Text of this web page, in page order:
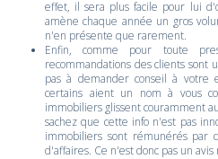
effet, il sera plus facile pour lui
amène chaque année un gros
n'en présente que rarement.
Enfin, comme pour toute
recommandations des clients sont
pas à demander conseil à votre
certains aient un nom à vous
immobiliers glissent couramment
sachez que cette info n'est pas
immobiliers sont rémunérés par
d'affaires. Ce n'est donc pas un